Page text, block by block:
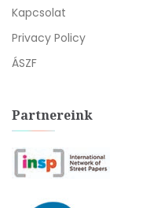
Kapcsolat
Privacy Policy
ÁSZF
Partnereink